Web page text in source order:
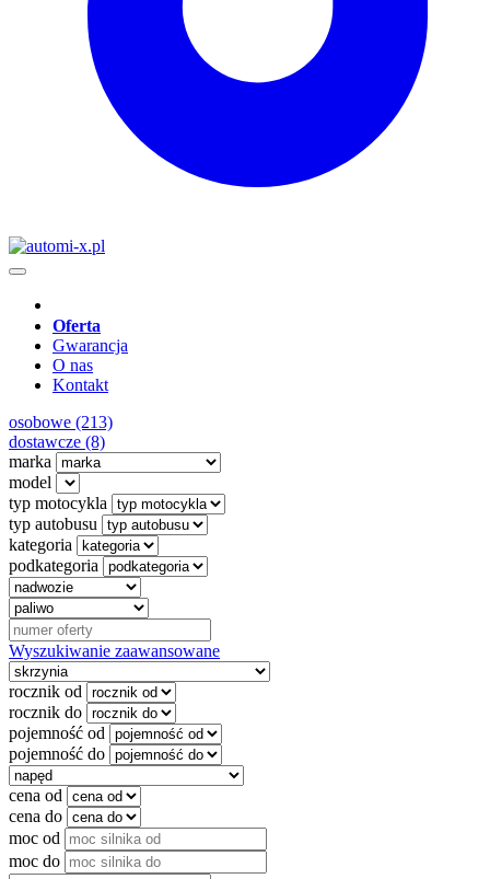
Oferta
Gwarancja
O nas
Kontakt
osobowe (213)
dostawcze (8)
marka
model
typ motocykla
typ autobusu
kategoria
podkategoria
Wyszukiwanie zaawansowane
rocznik od
rocznik do
pojemność od
pojemność do
cena od
cena do
moc od
moc do